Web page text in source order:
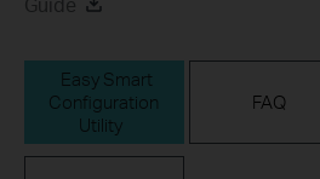
Easy Smart
Configuration
Utility
FAQ